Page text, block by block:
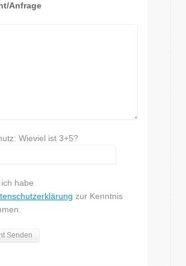
Anfrage
Wieviel ist 3+5?
, ich habe
zur Kenntnis